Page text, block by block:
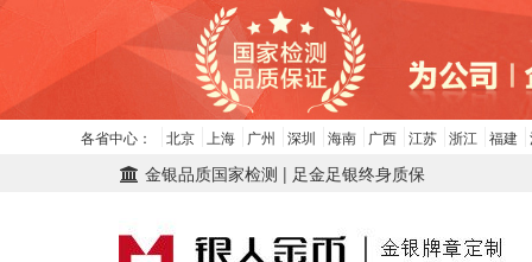
各省中心： 北京 上海 广州 深圳 海南 广西 江苏 浙江 福建
金银品质国家检测 | 足金足银终身质保